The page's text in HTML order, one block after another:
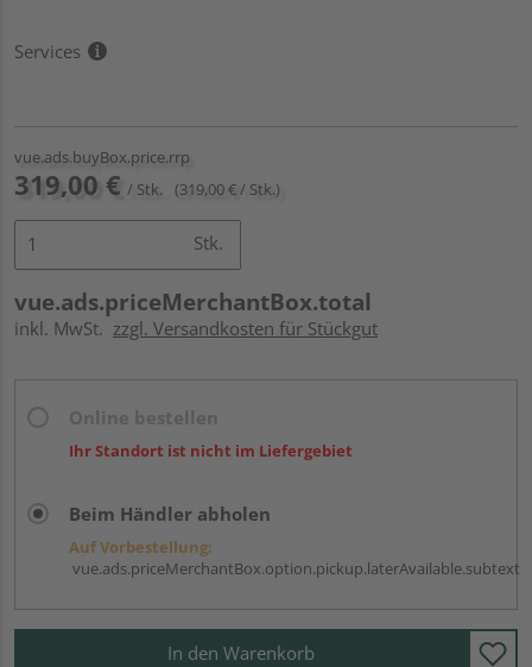
Services
vue.ads.buyBox.price.rrp
319,00 € / Stk. (319,00 € / Stk.)
Stk.
vue.ads.priceMerchantBox.total
inkl. MwSt. zzgl. Versandkosten für Stückgut
Ihr Standort ist nicht im Liefergebiet
Beim Händler abholen
Auf Vorbestellung:
vue.ads.priceMerchantBox.option.pickup.laterAvailable.subtext
In den Warenkorb